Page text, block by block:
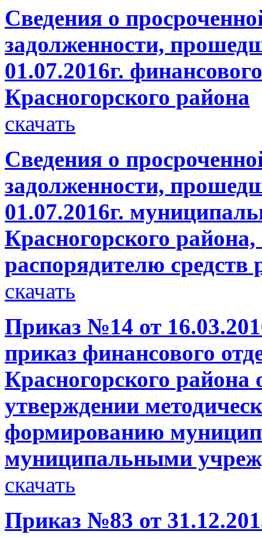
Сведения о
задолженности,
01.07.2016г.
Красногорского района
скачать
Сведения о
задолженности,
01.07.2016г.
Красногорского
распорядителю средств
скачать
Приказ №14 от
приказ финансового
Красногорского
утверждении
формированию
муниципальными
скачать
Приказ №83 от